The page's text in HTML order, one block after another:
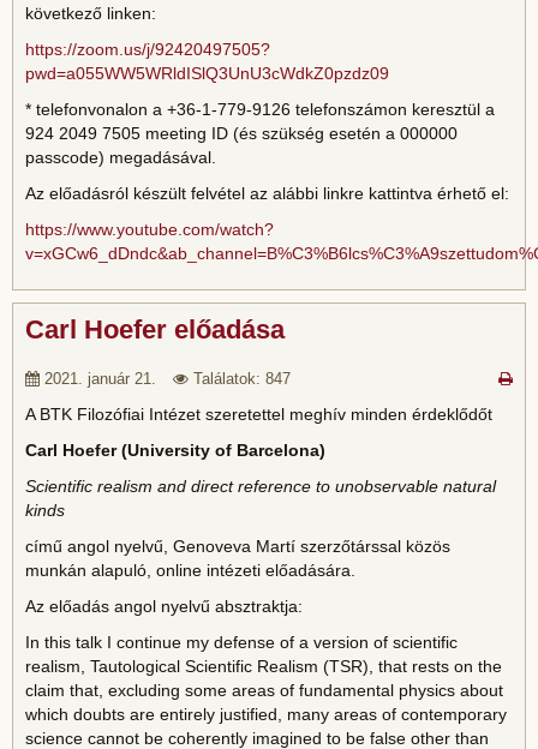
következő linken:
https://zoom.us/j/92420497505?
pwd=a055WW5WRldISlQ3UnU3cWdkZ0pzdz09
* telefonvonalon a +36-1-779-9126 telefonszámon keresztül a
924 2049 7505 meeting ID (és szükség esetén a 000000
passcode) megadásával.
Az előadásról készült felvétel az alábbi linkre kattintva érhető el:
https://www.youtube.com/watch?
Carl Hoefer előadása
2021. január 21. Találatok: 847
A BTK Filozófiai Intézet szeretettel meghív minden érdeklődőt
Carl Hoefer (University of Barcelona)
Scientific realism and direct reference to unobservable natural
kinds
című angol nyelvű, Genoveva Martí szerzőtárssal közös
munkán alapuló, online intézeti előadására.
Az előadás angol nyelvű absztraktja:
In this talk I continue my defense of a version of scientific
realism, Tautological Scientific Realism (TSR), that rests on the
claim that, excluding some areas of fundamental physics about
which doubts are entirely justified, many areas of contemporary
science cannot be coherently imagined to be false other than